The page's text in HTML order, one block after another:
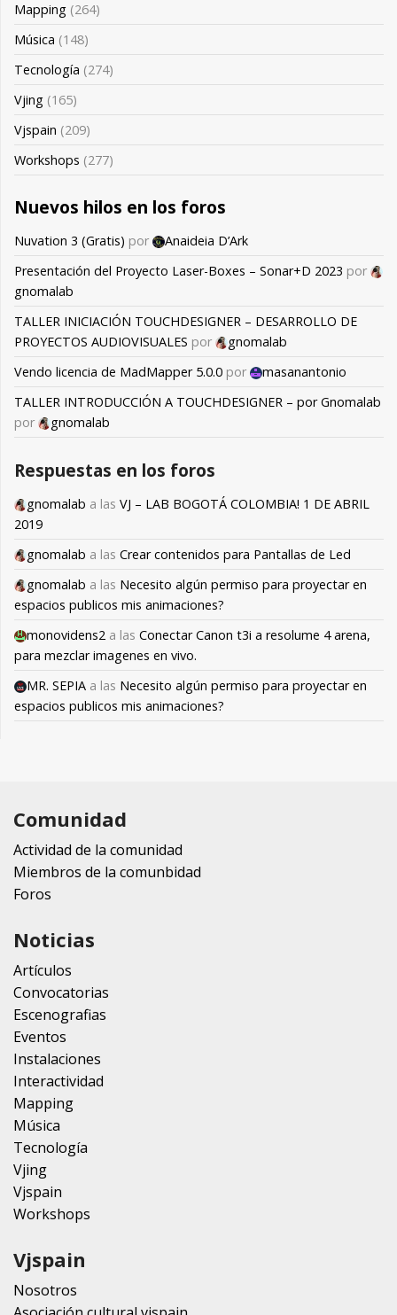
Mapping (264)
Música (148)
Tecnología (274)
Vjing (165)
Vjspain (209)
Workshops (277)
Nuevos hilos en los foros
Nuvation 3 (Gratis) por
Anaideia D’Ark
Presentación del Proyecto Laser-Boxes – Sonar+D 2023 por
gnomalab
TALLER INICIACIÓN TOUCHDESIGNER – DESARROLLO DE
PROYECTOS AUDIOVISUALES por
gnomalab
Vendo licencia de MadMapper 5.0.0 por
masanantonio
TALLER INTRODUCCIÓN A TOUCHDESIGNER – por Gnomalab
por
gnomalab
Respuestas en los foros
gnomalab a las VJ – LAB BOGOTÁ COLOMBIA! 1 DE ABRIL
2019
gnomalab a las Crear contenidos para Pantallas de Led
gnomalab a las Necesito algún permiso para proyectar en
espacios publicos mis animaciones?
monovidens2 a las Conectar Canon t3i a resolume 4 arena,
para mezclar imagenes en vivo.
MR. SEPIA a las Necesito algún permiso para proyectar en
espacios publicos mis animaciones?
Comunidad
Actividad de la comunidad
Miembros de la comunbidad
Foros
Noticias
Artículos
Convocatorias
Escenografias
Eventos
Instalaciones
Interactividad
Mapping
Música
Tecnología
Vjing
Vjspain
Workshops
Vjspain
Nosotros